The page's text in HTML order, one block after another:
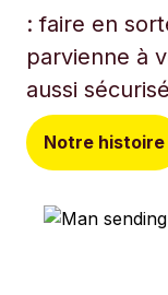
: faire en
parvienne à
aussi
Notre histoire